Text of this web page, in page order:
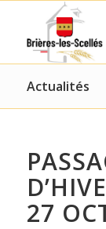
Actualités
27